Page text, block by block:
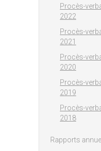
Procès-
2022
Procès-
2021
Procès-
2020
Procès-
2019
Procès-
2018
Rapports